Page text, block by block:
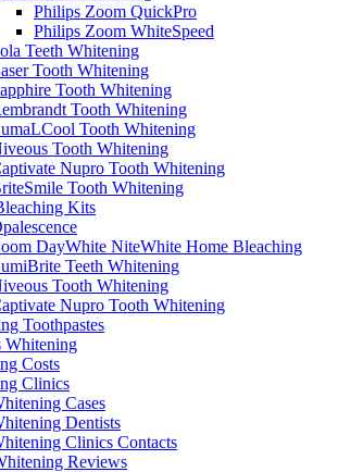
Philips Zoom QuickPro
Philips Zoom WhiteSpeed
Teeth Whitening
Tooth Whitening
Tooth Whitening
Tooth Whitening
Tooth Whitening
Tooth Whitening
Nupro Tooth Whitening
Tooth Whitening
Kits
DayWhite NiteWhite Home Bleaching
Teeth Whitening
Tooth Whitening
Nupro Tooth Whitening
Toothpastes
Whitening
Costs
Clinics
Cases
Dentists
Clinics Contacts
Reviews